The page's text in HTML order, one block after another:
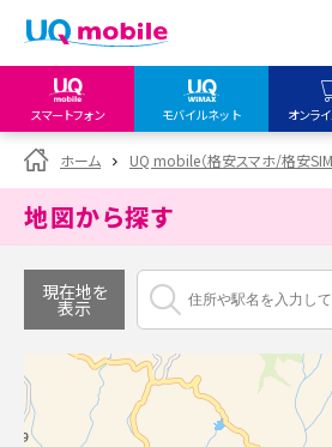
スマートフォン モバイルネット オンラ
my UQ WiMAX
UQ WiMAX ご契約の方
My UQ mobile
UQ mobile
UQ mobile
オンラインショップ
UQ WiMAX
UQ mobile
販売店舗
UQ WiMAX
ホーム UQ mobile（格安スマホ/格安SIM
地図から探す
現在地を
表示